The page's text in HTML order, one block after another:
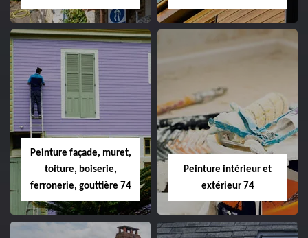
Peinture façade, muret,
toiture, boiserie,
ferronerie, gouttière 74
Peinture intérieur et
extérieur 74